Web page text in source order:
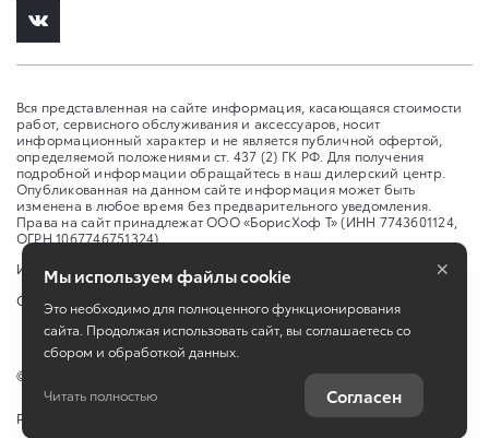
Вся представленная на сайте информация, касающаяся стоимости
работ, сервисного обслуживания и аксессуаров, носит
информационный характер и не является публичной офертой,
определяемой положениями ст. 437 (2) ГК РФ. Для получения
подробной информации обращайтесь в наш дилерский центр.
Опубликованная на данном сайте информация может быть
изменена в любое время без предварительного уведомления.
Права на сайт принадлежат ООО «БорисХоф Т» (ИНН 7743601124,
ОГРН 1067746751324)
Изменить настройку cookies
Сбросить cookie
©
Работает на технологиях
Мы используем файлы cookie
Это необходимо для полноценного функционирования
сайта. Продолжая использовать сайт, вы соглашаетесь со
сбором и обработкой данных.
Читать полностью Согласен
×